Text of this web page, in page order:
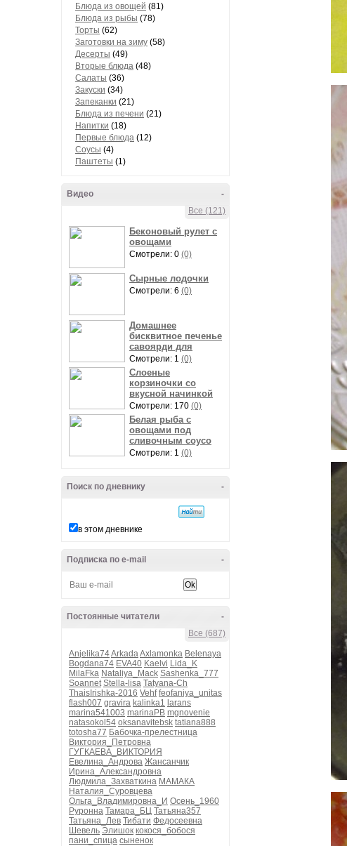
Блюда из овощей (81)
Блюда из рыбы (78)
Торты (62)
Заготовки на зиму (58)
Десерты (49)
Вторые блюда (48)
Салаты (36)
Закуски (34)
Запеканки (21)
Блюда из печени (21)
Напитки (18)
Первые блюда (12)
Соусы (4)
Паштеты (1)
-
Видео
Все (121)
Беконовый рулет с
овощами
Смотрели: 0 (0)
Сырные лодочки
Смотрели: 6 (0)
Домашнее
бисквитное печенье
савоярди для
Смотрели: 1 (0)
Слоеные
корзиночки со
вкусной начинкой
Смотрели: 170 (0)
Белая рыба с
овощами под
сливочным соусо
Смотрели: 1 (0)
-
Поиск по дневнику
в этом дневнике
-
Подписка по e-mail
-
Постоянные читатели
Все (687)
Anjelika74ArkadaAxlamonka Belenaya
Bogdana74 EVA40 Kaelvi Lida_K
MilaFka Nataliya_Mack Sashenka_777
Soannet Stella-lisa Tatyana-Ch
ThaisIrishka-2016 Vehf feofaniya_unitas
flash007 gravira kalinka1 larans
marina541003 marinaPB mgnovenie
natasokol54 oksanavitebsk tatiana888
totosha77 Бабочка-прелестница
Виктория_Петровна
ГУГКАЕВА_ВИКТОРИЯ
Евелина_Андрова Жансанчик
Ирина_Александровна
Людмила_Захваткина МАМАКА
Наталия_Суровцева
Ольга_Владимировна_И Осень_1960
Руронна Тамара_БЦ Татьяна357
Татьяна_Лев Тибати Федосеевна
Шевель Элишок кокося_бобося
пани_спица сыненок